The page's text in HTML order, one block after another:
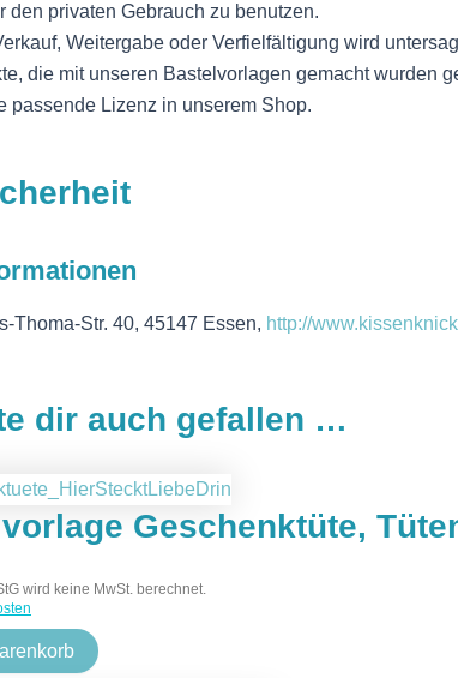
den privaten Gebrauch zu benutzen.
Weitergabe oder Verfielfältigung wird
die mit unseren Bastelvorlagen gemacht wurden
passende Lizenz in unserem Shop.
Thoma-Str. 40, 45147 Essen, http://
dir auch gefallen …
Geschenktüte,
wird keine MwSt. berechnet.